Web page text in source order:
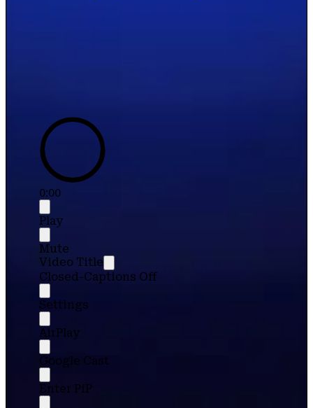
0:00
Play
Mute
Video Title
Closed-Captions Off
Settings
AirPlay
Google Cast
Enter PiP